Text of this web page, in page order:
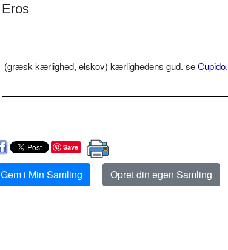
Eros
(græsk kærlighed, elskov) kærlighedens gud. seCupido.
Save
Gem i Min Samling Opret din egen Samling